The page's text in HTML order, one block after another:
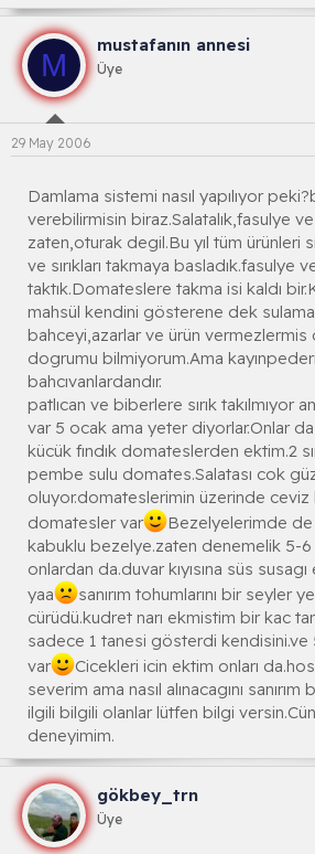
M
mustafanın annesi
Üye
29 May 2006
Damlama sistemi nasıl yapılıyor
verebilirmisin biraz.Salatalık,fasulye
zaten,oturak degil.Bu yıl tüm ürünleri
ve sırıkları takmaya basladık.fasulye
taktık.Domateslere takma isi kaldı
mahsül kendini gösterene dek
bahceyi,azarlar ve ürün
dogrumu bilmiyorum.Ama
bahcıvanlardandır.
patlıcan ve biberlere sırık takılmıyor
var 5 ocak ama yeter diyorlar.Onlar da
kücük fındık domateslerden ektim.2
pembe sulu domates.Salatası cok
oluyor.domateslerimin üzerinde
domatesler var
Bezelyelerimde de
kabuklu bezelye.zaten denemelik 5-
onlardan da.duvar kıyısına süs
yaa
sanırım tohumlarını bir seyler
cürüdü.kudret narı ekmistim bir kac
sadece 1 tanesi gösterdi kendisini.ve
var
Cicekleri icin ektim onları
severim ama nasıl alınacagını
ilgili bilgili olanlar lütfen bilgi
deneyimim.
gökbey_trn
Üye